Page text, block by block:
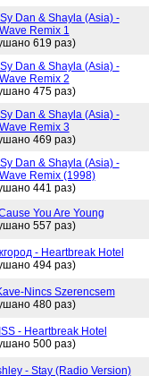
Dan & Shayla (Asia) -
Remix 1
619 раз)
Dan & Shayla (Asia) -
Remix 2
475 раз)
Dan & Shayla (Asia) -
Remix 3
469 раз)
Dan & Shayla (Asia) -
Remix (1998)
441 раз)
You Are Young
557 раз)
- Heartbreak Hotel
494 раз)
Nincs Szerencsem
480 раз)
- Heartbreak Hotel
500 раз)
- Stay (Radio Version)